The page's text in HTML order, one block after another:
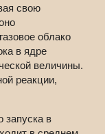
свою
облако
в ядре
величины.
реакции,
запуска в